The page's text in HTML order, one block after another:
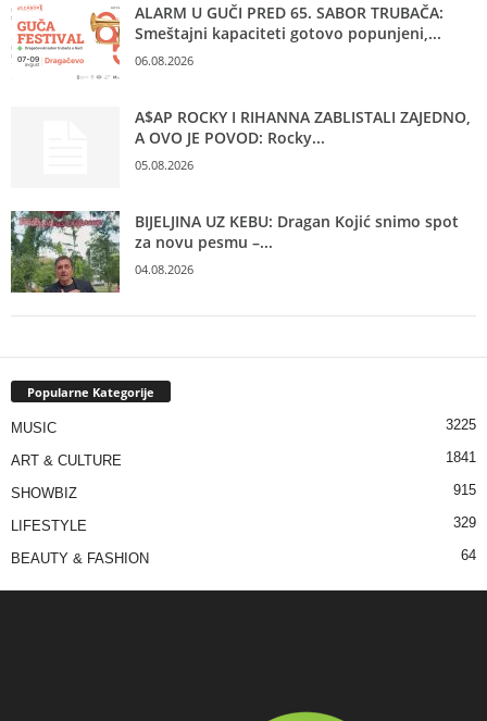
ALARM U GUČI PRED 65. SABOR TRUBAČA:
Smeštajni kapaciteti gotovo popunjeni,...
06.08.2026
A$AP ROCKY I RIHANNA ZABLISTALI ZAJEDNO,
A OVO JE POVOD: Rocky...
05.08.2026
BIJELJINA UZ KEBU: Dragan Kojić snimo spot
za novu pesmu –...
04.08.2026
Popularne Kategorije
MUSIC 3225
ART & CULTURE 1841
SHOWBIZ 915
LIFESTYLE 329
BEAUTY & FASHION 64